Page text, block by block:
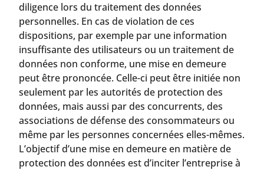
diligence lors du traitement des données
personnelles. En cas de violation de ces
dispositions, par exemple par une information
insuffisante des utilisateurs ou un traitement de
données non conforme, une mise en demeure
peut être prononcée. Celle-ci peut être initiée non
seulement par les autorités de protection des
données, mais aussi par des concurrents, des
associations de défense des consommateurs ou
même par les personnes concernées elles-mêmes.
L’objectif d’une mise en demeure en matière de
protection des données est d’inciter l’entreprise à